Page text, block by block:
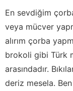
En sevdiğim
veya mücver
alırım çorba
brokoli gibi Türk
arasındadır.
deriz mesela.